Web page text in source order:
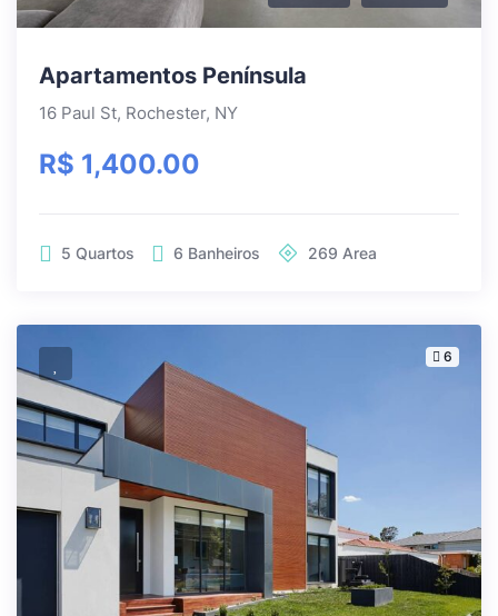
Apartamentos Península
16 Paul St, Rochester, NY
R$ 1,400.00
5 Quartos 6 Banheiros 269 Area
6